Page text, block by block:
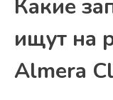
Какие
ищут на
Almera